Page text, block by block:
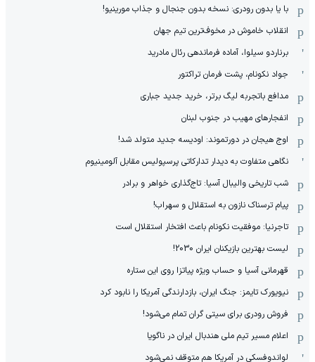
با یا بدون رودری: نسخه بدون جنجال و جذاب مورینیو!
انقلاب خاموش در مخوف‌‌ترین تیم جهان
برناردو سیلوا، آماده فرماندهی رئال مادرید
جواد نکونام، پشت فرمان تراکتور
مدافع باتجربه لیگ برتر، خرید جدید جباری
انفجارهای مهیب در جنوب لبنان
اوج هیجان در دورتموند: اودیسه جدید متولد شد!
نگاهی متفاوت به دیدار تدارکاتی پرسپولیس مقابل آلومینیوم
شب تاریخی والیبال آسیا: تاج‌گذاری خواهر و برادر
پیام ترسناک نازون به استقلال و سهراب!
تاجرنیا: موفقیت نکونام باعث افتخار استقلال است
لیست بهترین بازیکنان ایران 2030!
قهرمانی آسیا و حساب ویژه پیاتزا روی این ستاره
نیویورک تایمز: جنگ ایران، بازدارندگی آمریکا را نابود کرد
فروش رودری برای سیتی گران تمام می‌شود!
اعلام مسیر تیم ملی هندبال ایران در ناگویا
لواندوفسکی در آمریکا هم متوقف نمی‌شود